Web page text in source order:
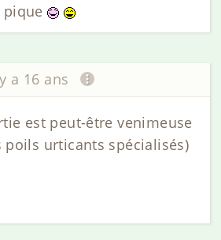
pique
a 16 ans
est peut-être venimeuse
poils urticants spécialisés)